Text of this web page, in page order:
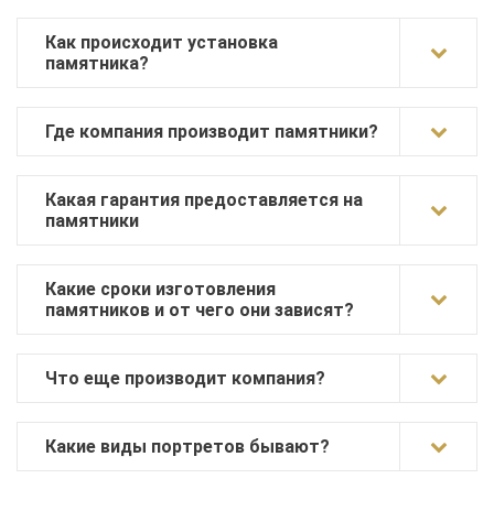
Как происходит установка
памятника?
Где компания производит памятники?
Какая гарантия предоставляется на
памятники
Какие сроки изготовления
памятников и от чего они зависят?
Что еще производит компания?
Какие виды портретов бывают?